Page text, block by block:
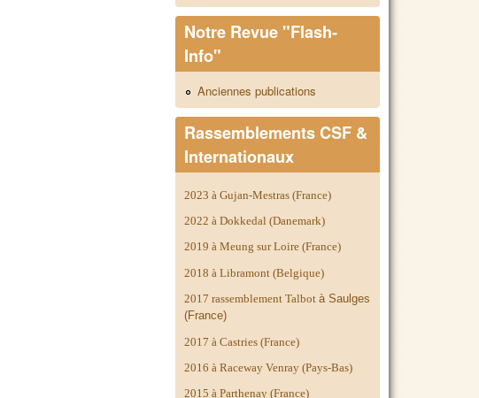
Notre Revue "Flash-
Info"
Anciennes publications
Rassemblements CSF &
Internationaux
2023 à Gujan-Mestras (France)
2022 à Dokkedal (Danemark)
2019 à Meung sur Loire (France)
2018 à Libramont (Belgique)
2017 rassemblement Talbotà Saulges
(France)
2017 à Castries (France)
2016 à Raceway Venray (Pays-Bas)
2015 à Parthenay (France)